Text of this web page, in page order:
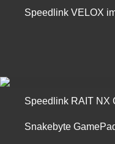
Speedlink VELOX
Speedlink RAIT NX
Snakebyte